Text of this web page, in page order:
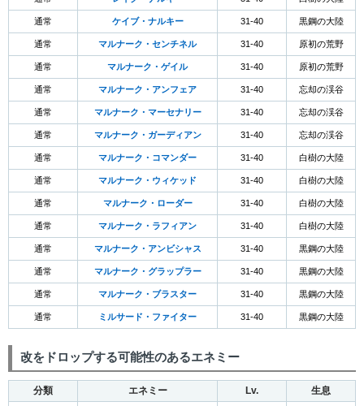
通常 ケイブ・ナルキー 31-40 黒鋼の大陸
通常 マルナーク・センチネル 31-40 原初の荒野
通常 マルナーク・ゲイル 31-40 原初の荒野
通常 マルナーク・アンフェア 31-40 忘却の渓谷
通常 マルナーク・マーセナリー 31-40 忘却の渓谷
通常 マルナーク・ガーディアン 31-40 忘却の渓谷
通常 マルナーク・コマンダー 31-40 白樹の大陸
通常 マルナーク・ウィケッド 31-40 白樹の大陸
通常 マルナーク・ローダー 31-40 白樹の大陸
通常 マルナーク・ラフィアン 31-40 白樹の大陸
通常 マルナーク・アンビシャス 31-40 黒鋼の大陸
通常 マルナーク・グラップラー 31-40 黒鋼の大陸
通常 マルナーク・ブラスター 31-40 黒鋼の大陸
通常 ミルサード・ファイター 31-40 黒鋼の大陸
改をドロップする可能性のあるエネミー
分類 エネミー Lv. 生息